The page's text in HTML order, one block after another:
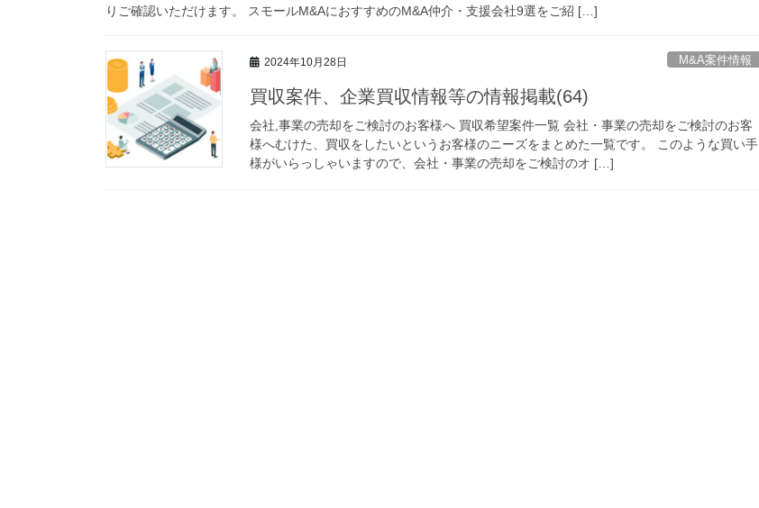
りご確認いただけます。 スモールM&AにおすすめのM&A仲介・支援会社9選をご紹 […]
2024年10月28日 M&A案件情報
買収案件、企業買収情報等の情報掲載(64)
会社,事業の売却をご検討のお客様へ 買収希望案件一覧 会社・事業の売却をご検討のお客
様へむけた、買収をしたいというお客様のニーズをまとめた一覧です。 このような買い手
様がいらっしゃいますので、会社・事業の売却をご検討のオ […]